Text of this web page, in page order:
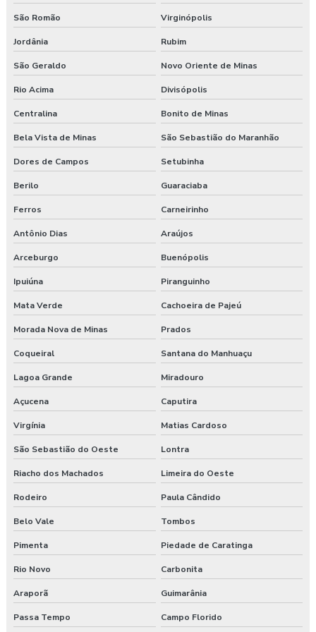
São Romão Virginópolis
Jordânia Rubim
São Geraldo Novo Oriente de Minas
Rio Acima Divisópolis
Centralina Bonito de Minas
Bela Vista de Minas São Sebastião do Maranhão
Dores de Campos Setubinha
Berilo Guaraciaba
Ferros Carneirinho
Antônio Dias Araújos
Arceburgo Buenópolis
Ipuiúna Piranguinho
Mata Verde Cachoeira de Pajeú
Morada Nova de Minas Prados
Coqueiral Santana do Manhuaçu
Lagoa Grande Miradouro
Açucena Caputira
Virgínia Matias Cardoso
São Sebastião do Oeste Lontra
Riacho dos Machados Limeira do Oeste
Rodeiro Paula Cândido
Belo Vale Tombos
Pimenta Piedade de Caratinga
Rio Novo Carbonita
Araporã Guimarânia
Passa Tempo Campo Florido